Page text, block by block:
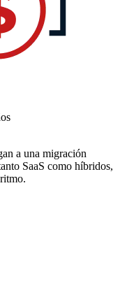
a una migración
SaaS como híbridos,